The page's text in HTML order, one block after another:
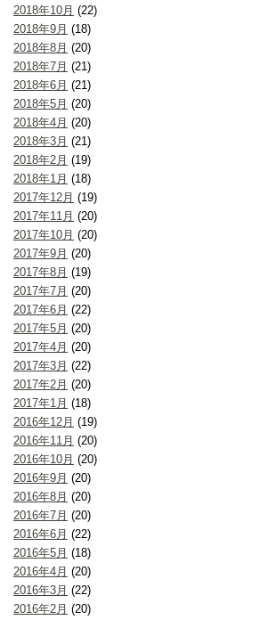
2018年10月 (22)
2018年9月 (18)
2018年8月 (20)
2018年7月 (21)
2018年6月 (21)
2018年5月 (20)
2018年4月 (20)
2018年3月 (21)
2018年2月 (19)
2018年1月 (18)
2017年12月 (19)
2017年11月 (20)
2017年10月 (20)
2017年9月 (20)
2017年8月 (19)
2017年7月 (20)
2017年6月 (22)
2017年5月 (20)
2017年4月 (20)
2017年3月 (22)
2017年2月 (20)
2017年1月 (18)
2016年12月 (19)
2016年11月 (20)
2016年10月 (20)
2016年9月 (20)
2016年8月 (20)
2016年7月 (20)
2016年6月 (22)
2016年5月 (18)
2016年4月 (20)
2016年3月 (22)
2016年2月 (20)